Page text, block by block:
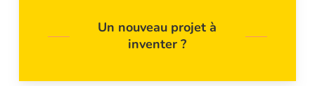
Un nouveau projet à
inventer ?